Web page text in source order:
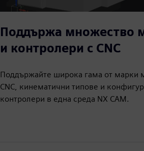
Поддържа множество
и контролери с CNC
Поддържайте широка гама от марки
CNC, кинематични типове и
контролери в една среда NX CAM.